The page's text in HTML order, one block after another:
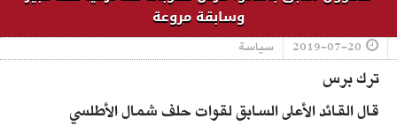
وسابقة مروعة
2019-07-20 سياسة
ترك برس
قال القائد الأعلى السابق لقوات حلف شمال الأطلسي